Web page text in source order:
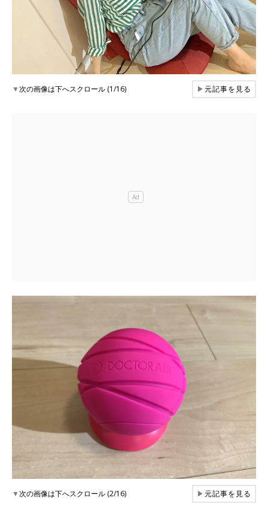
▼次の画像は下へスクロール (1/16) ▶元記事を見る
▼次の画像は下へスクロール (2/16) ▶元記事を見る